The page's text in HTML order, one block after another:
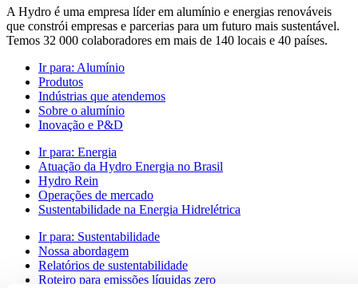
A Hydro é uma empresa líder em alumínio e energias renováveis
que constrói empresas e parcerias para um futuro mais sustentável.
Temos 32 000 colaboradores em mais de 140 locais e 40 países.
Ir para: Alumínio
Produtos
Indústrias que atendemos
Sobre o alumínio
Inovação e P&D
Ir para: Energia
Atuação da Hydro Energia no Brasil
Hydro Rein
Operações de mercado
Sustentabilidade na Energia Hidrelétrica
Ir para: Sustentabilidade
Nossa abordagem
Relatórios de sustentabilidade
Roteiro para emissões líquidas zero